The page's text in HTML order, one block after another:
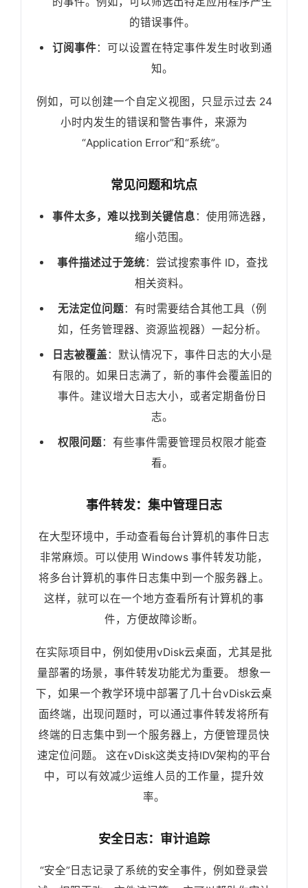
的错误事件。
订阅事件：可以设置在特定事件发生时收到通
知。
例如，可以创建一个自定义视图，只显示过去 24
小时内发生的错误和警告事件，来源为
“Application Error”和“系统”。
常见问题和坑点
事件太多，难以找到关键信息：使用筛选器，
缩小范围。
事件描述过于笼统：尝试搜索事件 ID，查找
相关资料。
无法定位问题：有时需要结合其他工具（例
如，任务管理器、资源监视器）一起分析。
日志被覆盖：默认情况下，事件日志的大小是
有限的。如果日志满了，新的事件会覆盖旧的
事件。建议增大日志大小，或者定期备份日
志。
权限问题：有些事件需要管理员权限才能查
看。
事件转发：集中管理日志
在大型环境中，手动查看每台计算机的事件日志
非常麻烦。可以使用 Windows 事件转发功能，
将多台计算机的事件日志集中到一个服务器上。
这样，就可以在一个地方查看所有计算机的事
件，方便故障诊断。
在实际项目中，例如使用vDisk云桌面，尤其是批
量部署的场景，事件转发功能尤为重要。 想象一
下，如果一个教学环境中部署了几十台vDisk云桌
面终端，出现问题时，可以通过事件转发将所有
终端的日志集中到一个服务器上，方便管理员快
速定位问题。 这在vDisk这类支持IDV架构的平台
中，可以有效减少运维人员的工作量，提升效
率。
安全日志：审计追踪
“安全”日志记录了系统的安全事件，例如登录尝